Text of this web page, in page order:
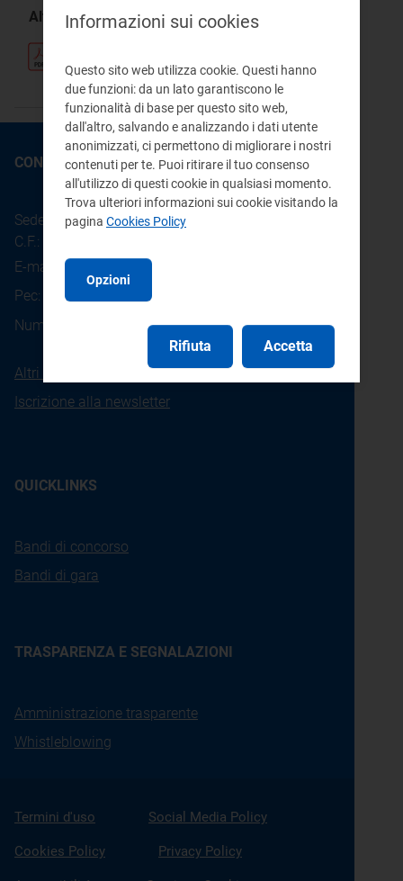
Altri documenti:
pdf 87 KB
CONTATTI
Sede legale: Piazza Cavour 5 - 20121 - Milano
C.F.: 97190020152
E-mail:
Pec:
protocollo@pec.arera.it
Numero verde consumatori:800.166.654
Altri contatti
Iscrizione alla newsletter
QUICKLINKS
Bandi di concorso
Bandi di gara
TRASPARENZA E SEGNALAZIONI
Amministrazione trasparente
Whistleblowing
Termini d'uso Social Media Policy
Cookies Policy Privacy Policy
Informazioni sui cookies
Questo sito web utilizza cookie. Questi hanno
due funzioni: da un lato garantiscono le
funzionalità di base per questo sito web,
dall'altro, salvando e analizzando i dati utente
anonimizzati, ci permettono di migliorare i nostri
contenuti per te. Puoi ritirare il tuo consenso
all'utilizzo di questi cookie in qualsiasi momento.
Trova ulteriori informazioni sui cookie visitando la
pagina Cookies Policy
Opzioni
Rifiuta Accetta